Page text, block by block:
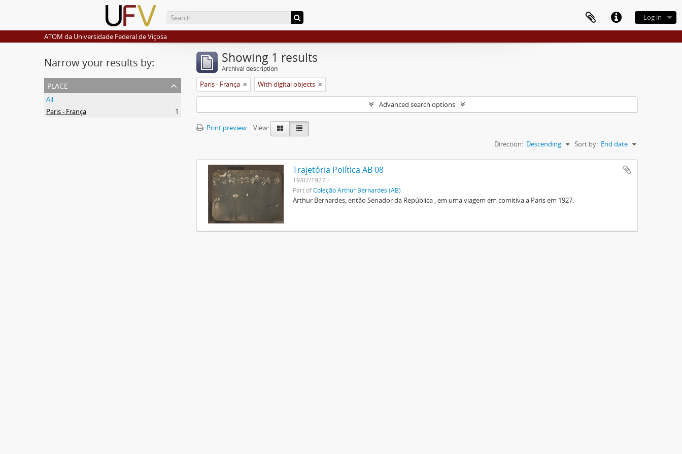
Log in
ATOM da Universidade Federal de Viçosa
Narrow your results by:
place
All
Paris - França
1
Showing 1 results
Archival description
Paris - França With digital objects
Advanced search options
Print preview
View:
Sort by: End date
Direction: Descending
Trajetória Política AB 08
19/07/1927
Part ofColeção Arthur Bernardes (AB)
Arthur Bernardes, então Senador da República , em uma viagem em comitiva a Paris em 1927.